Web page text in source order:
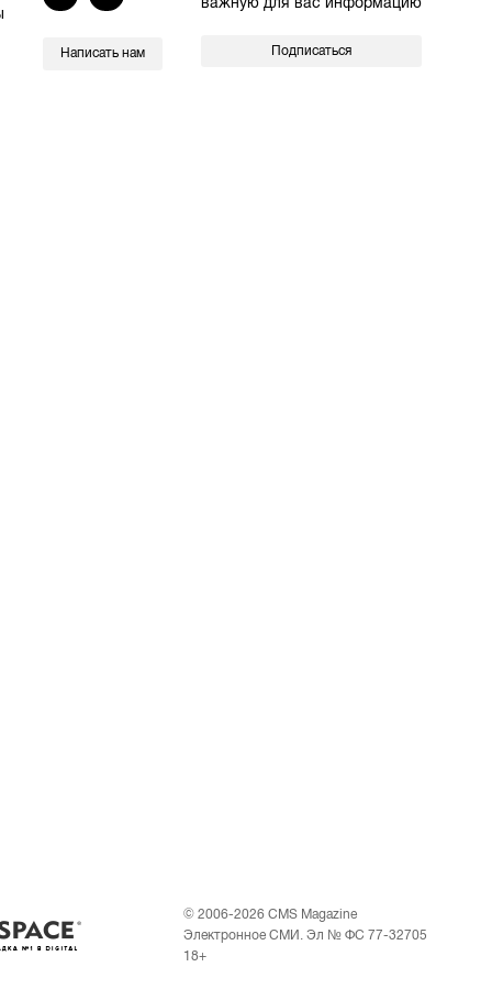
Написать нам Подписаться
© 2006-2026 CMS Magazine
Электронное СМИ. Эл № ФС 77-32705
18+